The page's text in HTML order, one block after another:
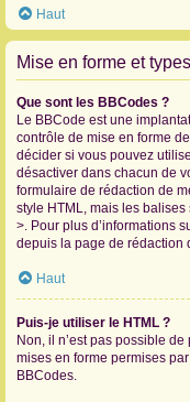
Haut
Mise en forme et
Que sont les BBCodes ?
Le BBCode est une
contrôle de mise en forme
décider si vous pouvez
désactiver dans chacun de
formulaire de rédaction de
style HTML, mais les
>. Pour plus d’informations
depuis la page de rédaction
Haut
Puis-je utiliser le HTML ?
Non, il n’est pas possible
mises en forme permises
BBCodes.